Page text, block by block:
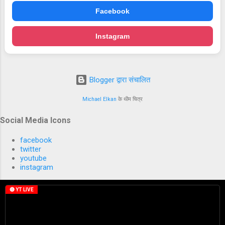
Facebook
Instagram
Blogger द्वारा संचालित
Michael Elkan के थीम चित्र
Social Media Icons
facebook
twitter
youtube
instagram
🔴 YT LIVE